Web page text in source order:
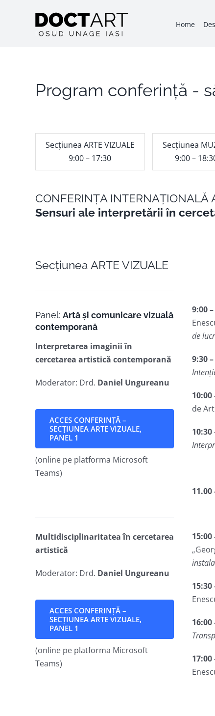
Home
Program conferință -
Secțiunea ARTE VIZUALE
9:00 – 17:30
Secțiunea
9:00 –
CONFERINȚA INTERNAȚIONALĂ
Sensuri ale interpretării în
Secțiunea ARTE VIZUALE
Panel: Artă și comunicare vizuală
contemporană
Interpretarea imaginii în
cercetarea artistică contemporană
Moderator: Drd. Daniel Ungureanu
ACCES CONFERINȚĂ –
SECȚIUNEA ARTE VIZUALE,
PANEL 1
(online pe platforma Microsoft
Teams)
9:00
de
9:30
10:00
de
10:30
11.00
Multidisciplinaritatea în cercetarea
artistică
Moderator: Drd. Daniel Ungureanu
ACCES CONFERINȚĂ –
SECȚIUNEA ARTE VIZUALE,
PANEL 1
(online pe platforma Microsoft
Teams)
15:00
15:30
16:00
17:00